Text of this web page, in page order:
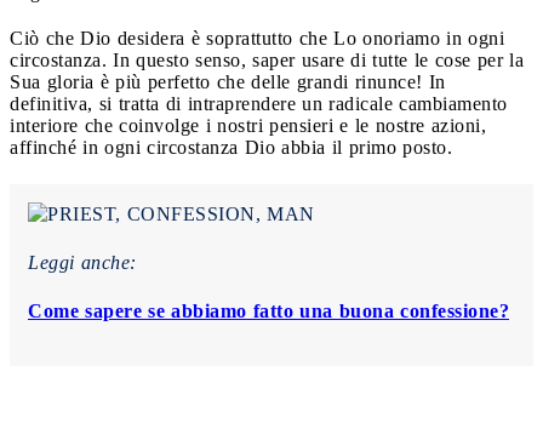
Ciò che Dio desidera è soprattutto che Lo onoriamo in ogni
circostanza. In questo senso, saper usare di tutte le cose per la
Sua gloria è più perfetto che delle grandi rinunce! In
definitiva, si tratta di intraprendere un radicale cambiamento
interiore che coinvolge i nostri pensieri e le nostre azioni,
affinché in ogni circostanza Dio abbia il primo posto.
Leggi anche:
Come sapere se abbiamo fatto una buona confessione?